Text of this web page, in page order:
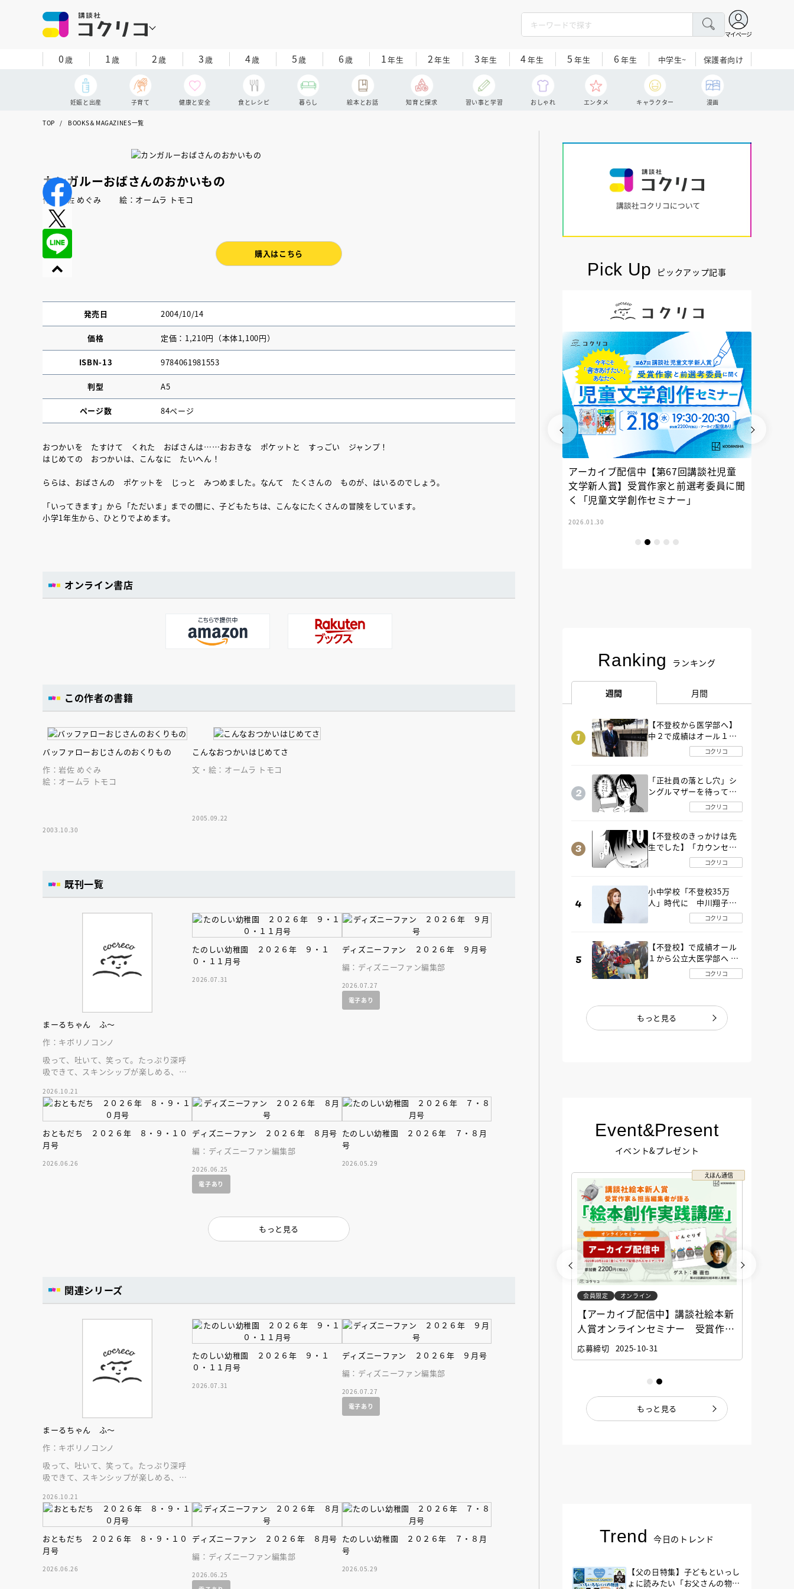
マイページ
0歳 1歳 2歳 3歳 4歳 5歳 6歳 1年生 2年生 3年生 4年生 5 年生 6年生 中学生~ 保護者向け
妊娠と出産 子育て 健康と安全 食とレシピ 暮らし 絵本とお話 知育と探求 習い事と学習 おしゃれ エンタメ キャラクター 漫画
TOP BOOKS＆MAGAZINES一覧
カンガルーおばさんのおかいもの
作：岩佐 めぐみ 絵：オームラ トモコ
購入はこちら
発売日 2004/10/14
価格 定価：1,210円（本体1,100円）
ISBN-13 9784061981553
判型 A5
ページ数 84ページ
おつかいを たすけて くれた おばさんは……おおきな ポケットと すっごい ジャンプ！
はじめての おつかいは、こんなに たいへん！
ららは、おばさんの ポケットを じっと みつめました。なんて たくさんの ものが、はいるのでしょう。
「いってきます」から「ただいま」までの間に、子どもたちは、こんなにたくさんの冒険をしています。
小学1年生から、ひとりでよめます。
オンライン書店
この作者の書籍
バッファローおじさんのおくりもの
作：岩佐 めぐみ
絵：オームラ トモコ
2003.10.30
こんなおつかいはじめてさ
文・絵：オームラ トモコ
2005.09.22
既刊一覧
まーるちゃん ふ～
作：キボリノコンノ
吸って、吐いて、笑って。たっぷり深呼
吸できて、スキンシップが楽しめる、大
ーストブック。
2026.10.21
たのしい幼稚園 ２０２６年 ９・１
０・１１月号
2026.07.31
ディズニーファン ２０２６年 ９月号
編：ディズニーファン編集部
2026.07.27
電子あり
おともだち ２０２６年 ８・９・１０
月号
2026.06.26
ディズニーファン ２０２６年 ８月号
編：ディズニーファン編集部
2026.06.25
電子あり
たのしい幼稚園 ２０２６年 ７・８月
号
2026.05.29
もっと見る
関連シリーズ
まーるちゃん ふ～
作：キボリノコンノ
吸って、吐いて、笑って。たっぷり深呼
吸できて、スキンシップが楽しめる、大
ーストブック。
2026.10.21
たのしい幼稚園 ２０２６年 ９・１
０・１１月号
2026.07.31
ディズニーファン ２０２６年 ９月号
編：ディズニーファン編集部
2026.07.27
電子あり
おともだち ２０２６年 ８・９・１０
月号
2026.06.26
ディズニーファン ２０２６年 ８月号
編：ディズニーファン編集部
2026.06.25
たのしい幼稚園 ２０２６年 ７・８月
号
2026.05.29
Pick Up ピックアップ記事
イト ＃４ 2026年９月30日発売決定！
アーカイブ配信中【第67回講談社児童
文学新人賞】受賞作家と前選考委員に聞
く「児童文学創作セミナー」
2026.01.30
Ranking ランキング
週間 月間
【不登校から医学部へ】
中２で成績はオール１
「昼夜逆転」したわが子
を”夜遊び”に連れ出した
コクリコ
「正社員の落とし穴」シ
ングルマザーを待ってい
た“魔の２年間”【後編】
コクリコ
【不登校のきっかけは先
生でした】「カウンセリ
ングの時間」生徒の情報
をバラしたのは…《第２
コクリコ
小中学校「不登校35万
人」時代に 中川翔子さ
んが審査委員長「不登校
生動画甲子園 2026」が開
コクリコ
【不登校】で成績オール
１から公立大医学部へ 中
２で起立性調節障害「治
るまで３年」の診断 その
コクリコ
もっと見る
Event&Present
イベント&プレゼント
人賞オンラインセミナー 受賞作家
と担当編集者が語る「絵本創作実践
講座」
童文学新人賞】受賞作家と前選考委
員に聞く「児童文学創作セミナー」
えほん通信
会員限定 オンライン
【アーカイブ配信中】講談社絵本新
人賞オンラインセミナー 受賞作家
と担当編集者が語る「絵本創作実践
講座」
応募締切 2025-10-31
もっと見る
Trend 今日のトレンド
【父の日特集】子どもといっし
ょに読みたい「お父さんの物